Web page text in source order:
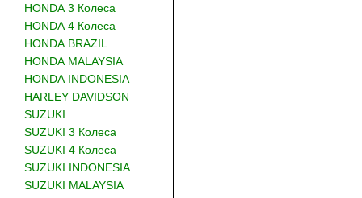
HONDA 3 Колеса
HONDA 4 Колеса
HONDA BRAZIL
HONDA MALAYSIA
HONDA INDONESIA
HARLEY DAVIDSON
SUZUKI
SUZUKI 3 Колеса
SUZUKI 4 Колеса
SUZUKI INDONESIA
SUZUKI MALAYSIA